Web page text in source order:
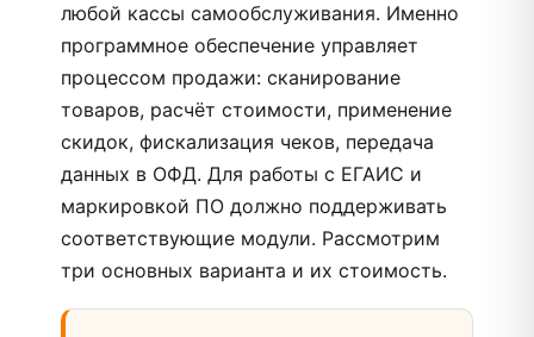
любой кассы самообслуживания. Именно
программное обеспечение управляет
процессом продажи: сканирование
товаров, расчёт стоимости, применение
скидок, фискализация чеков, передача
данных в ОФД. Для работы с ЕГАИС и
маркировкой ПО должно поддерживать
соответствующие модули. Рассмотрим
три основных варианта и их стоимость.